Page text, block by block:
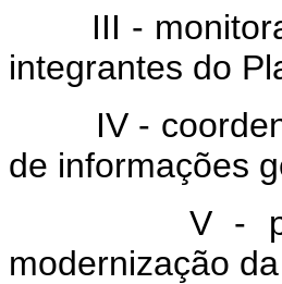
III - monitorar
integrantes do
IV - coordenar
de informações
V - propor,
modernização